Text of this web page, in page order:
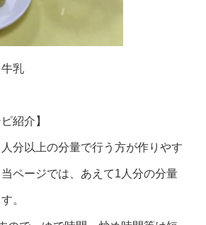
乳
紹介】
分以上の分量で行う方が作りやす
ページでは、あえて1人分の分量
。